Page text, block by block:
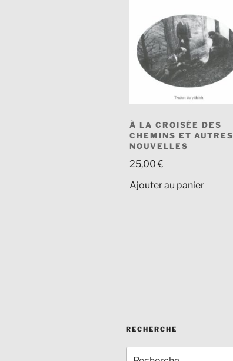
À LA CROISÉE DES
CHEMINS ET AUTRES
NOUVELLES
25,00€
Ajouter au panier
RECHERCHE